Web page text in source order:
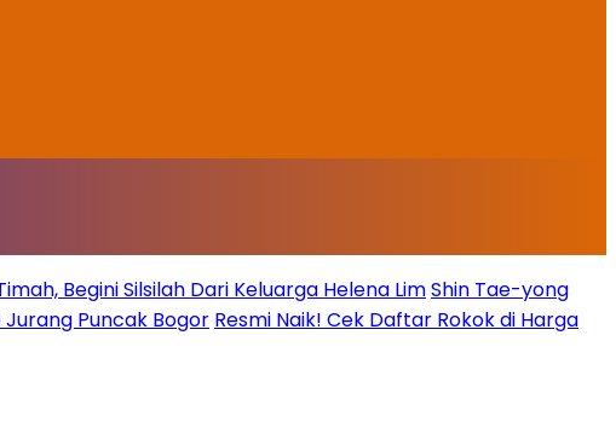
Begini Silsilah Dari Keluarga Helena LimShin Tae-yong
Jurang Puncak Bogor Resmi Naik! Cek Daftar Rokok di Harga